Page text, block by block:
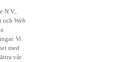
N.V.,
och Web
Vi
med
vår